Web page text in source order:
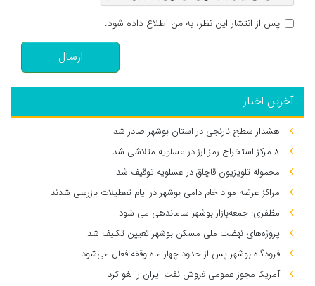
پس از انتشار این نظر، به من اطلاع داده شود.
ارسال
آخرین اخبار
هشدار سطح نارنجی در استان بوشهر صادر شد
۸ مرکز استخراج رمز ارز در عسلویه متلاشی شد
محموله تلویزیون قاچاق در عسلویه توقیف شد
مراکز عرضه مواد خام دامی بوشهر در ایام تعطیلات بازرسی شدند
مظفری: جمعه‌بازار بوشهر ساماندهی می‌ شود
پروژه‌های نهضت ملی مسکن بوشهر تعیین تکلیف شد
فرودگاه بوشهر پس از حدود چهار ماه وقفه فعال می‌شود
آمریکا مجوز عمومی فروش نفت ایران را لغو کرد